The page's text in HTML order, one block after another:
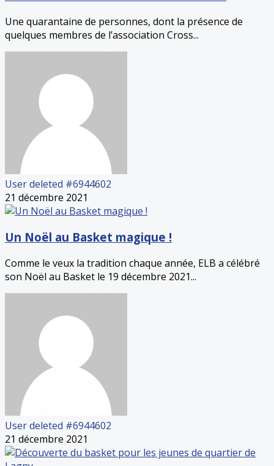
Une quarantaine de personnes, dont la présence de
quelques membres de l’association Cross...
User deleted #6944602
21 décembre 2021
Un Noël au Basket magique !
Comme le veux la tradition chaque année, ELB a célébré
son Noël au Basket le 19 décembre 2021...
User deleted #6944602
21 décembre 2021